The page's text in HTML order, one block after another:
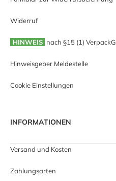
Widerruf
HINWEIS nach §15 (1) VerpackG
Hinweisgeber Meldestelle
Cookie Einstellungen
INFORMATIONEN
Versand und Kosten
Zahlungsarten